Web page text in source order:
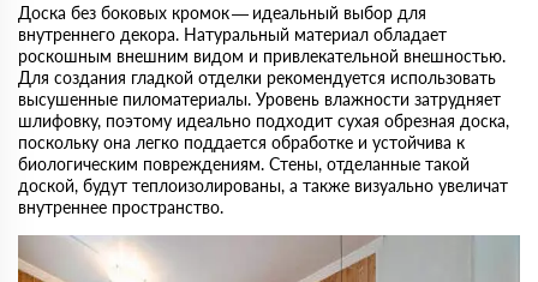
Доска без боковых кромок — идеальный выбор для
внутреннего декора. Натуральный материал обладает
роскошным внешним видом и привлекательной внешностью.
Для создания гладкой отделки рекомендуется использовать
высушенные пиломатериалы. Уровень влажности затрудняет
шлифовку, поэтому идеально подходит сухая обрезная доска,
поскольку она легко поддается обработке и устойчива к
биологическим повреждениям. Стены, отделанные такой
доской, будут теплоизолированы, а также визуально увеличат
внутреннее пространство.